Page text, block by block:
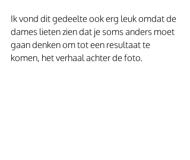
Ik vond dit gedeelte ook erg leuk omdat de
dames lieten zien dat je soms anders moet
gaan denken om tot een resultaat te
komen, het verhaal achter de foto.